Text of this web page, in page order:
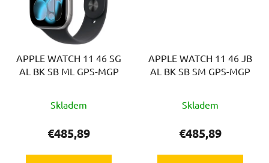
APPLE WATCH 11 46 SG
AL BK SB ML GPS-MGP
Skladem
€485,89
APPLE WATCH 11 46 JB
AL BK SB SM GPS-MGP
Skladem
€485,89